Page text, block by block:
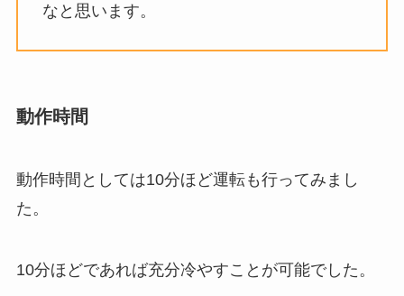
なと思います。
動作時間
動作時間としては10分ほど運転も行ってみまし
た。
10分ほどであれば充分冷やすことが可能でした。